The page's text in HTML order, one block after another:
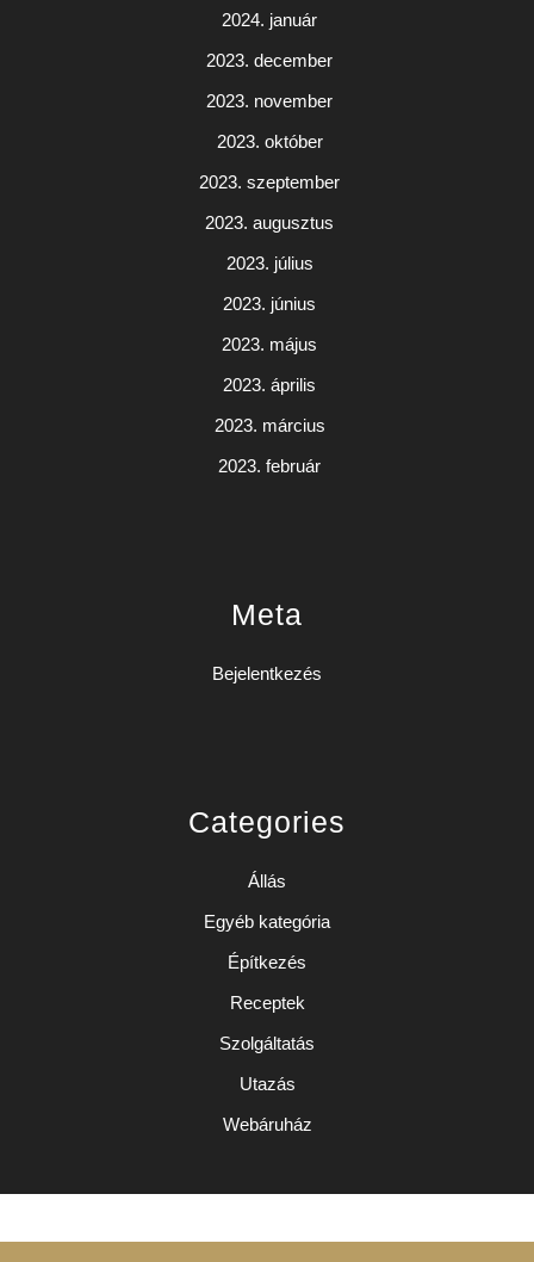
2024. január
2023. december
2023. november
2023. október
2023. szeptember
2023. augusztus
2023. július
2023. június
2023. május
2023. április
2023. március
2023. február
Meta
Bejelentkezés
Categories
Állás
Egyéb kategória
Építkezés
Receptek
Szolgáltatás
Utazás
Webáruház